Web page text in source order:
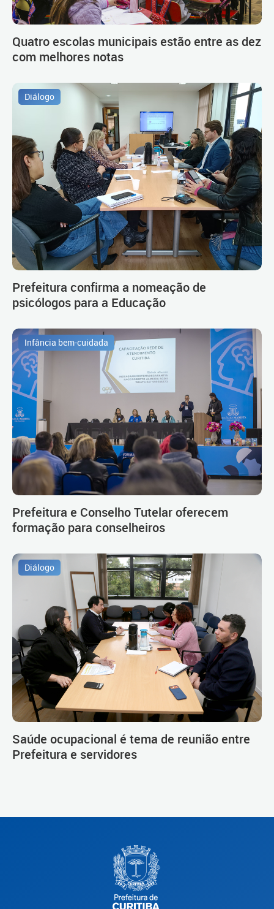
Quatro escolas municipais estão entre as dez
com melhores notas
Diálogo
Prefeitura confirma a nomeação de
psicólogos para a Educação
Infância bem-cuidada
Prefeitura e Conselho Tutelar oferecem
formação para conselheiros
Diálogo
Saúde ocupacional é tema de reunião entre
Prefeitura e servidores